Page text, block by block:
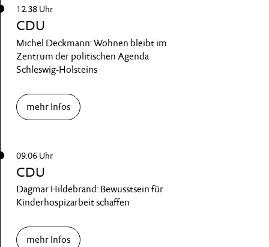
12.38 Uhr
CDU
Michel Deckmann: Wohnen bleibt im
Zentrum der politischen Agenda
Schleswig-Holsteins
mehr Infos
09.06 Uhr
CDU
Dagmar Hildebrand: Bewusstsein für
Kinderhospizarbeit schaffen
mehr Infos